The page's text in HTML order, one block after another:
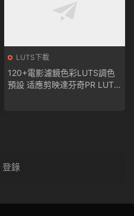
LUTS下載
120+電影濾鏡色彩LUTS調色
預設 适應剪映達芬奇PR LUT
登錄